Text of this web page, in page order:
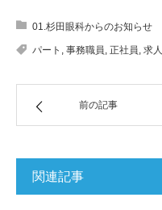
01.杉田眼科からのお知らせ
パート , 事務職員, 正社員, 求人
前の記事
関連記事